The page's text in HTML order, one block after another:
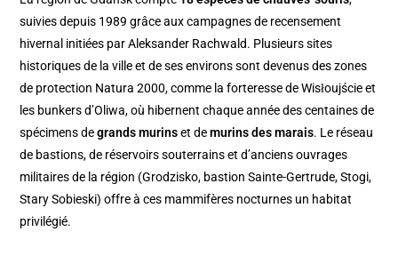
suivies depuis 1989 grâce aux campagnes de recensement
hivernal initiées par Aleksander Rachwald. Plusieurs sites
historiques de la ville et de ses environs sont devenus des zones
de protection Natura 2000, comme la forteresse de Wisłoujście et
les bunkers d’Oliwa, où hibernent chaque année des centaines de
spécimens degrands murinset demurins des marais. Le réseau
de bastions, de réservoirs souterrains et d’anciens ouvrages
militaires de la région (Grodzisko, bastion Sainte-Gertrude, Stogi,
Stary Sobieski) offre à ces mammifères nocturnes un habitat
privilégié.